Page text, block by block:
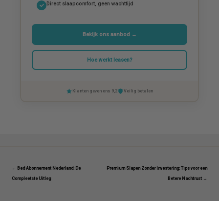
Direct slaapcomfort, geen wachttijd
Bekijk ons aanbod →
Hoe werkt leasen?
Klanten geven ons 9,2 Veilig betalen
← Bed Abonnement Nederland: De
Compleetste Uitleg
Premium Slapen Zonder Investering: Tips voor een
Betere Nachtrust →